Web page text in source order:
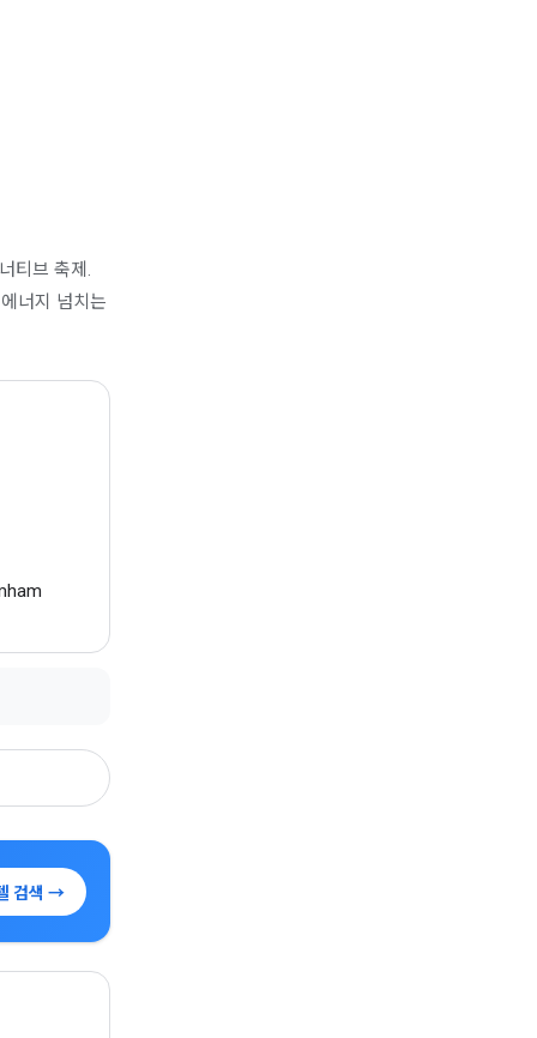
티브 축제.
너지 넘치는
검색 →